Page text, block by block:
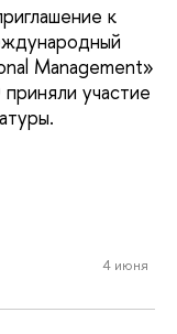
к
Management»
участие
4 июня